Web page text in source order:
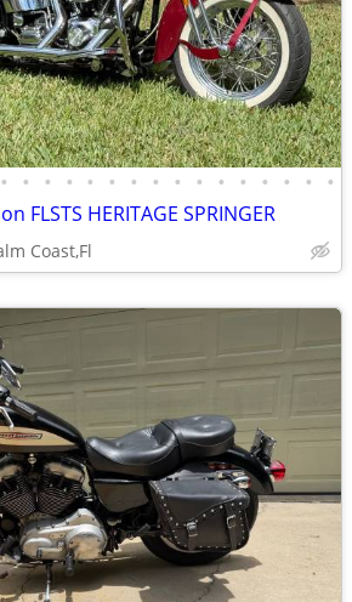
• • • • • • • • • • • • • • • •
FLSTS HERITAGE SPRINGER
Coast,Fl